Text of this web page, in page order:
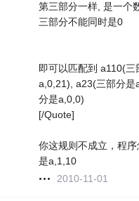
第三部分一样, 是一个
三部分不能同时是0
即可以匹配到 a110(
a,0,21), a23(三部分
分是a,0,0)
[/Quote]
你这规则不成立，程
是a,1,10
2010-11-01